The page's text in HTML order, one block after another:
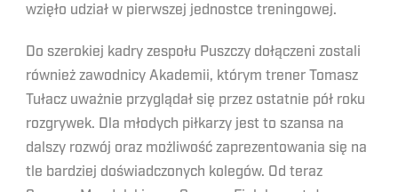
wzięło udział w pierwszej jednostce treningowej.
Do szerokiej kadry zespołu Puszczy dołączeni zostali
również zawodnicy Akademii, którym trener Tomasz
Tułacz uważnie przyglądał się przez ostatnie pół roku
rozgrywek. Dla młodych piłkarzy jest to szansa na
dalszy rozwój oraz możliwość zaprezentowania się na
tle bardziej doświadczonych kolegów. Od teraz